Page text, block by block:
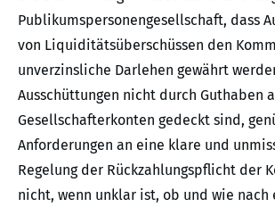
Publikumspersonengesellschaft, dass
von Liquiditätsüberschüssen den
unverzinsliche Darlehen gewährt
Ausschüttungen nicht durch Guthaben
Gesellschafterkonten gedeckt sind,
Anforderungen an eine klare und
Regelung der Rückzahlungspflicht der
nicht, wenn unklar ist, ob und wie nach